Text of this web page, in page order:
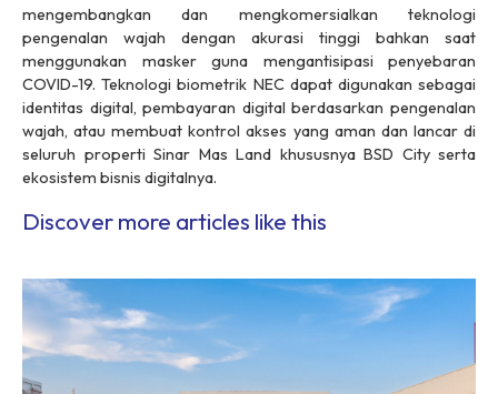
mengembangkan dan mengkomersialkan teknologi
pengenalan wajah dengan akurasi tinggi bahkan saat
menggunakan masker guna mengantisipasi penyebaran
COVID-19. Teknologi biometrik NEC dapat digunakan sebagai
identitas digital, pembayaran digital berdasarkan pengenalan
wajah, atau membuat kontrol akses yang aman dan lancar di
seluruh properti Sinar Mas Land khususnya BSD City serta
ekosistem bisnis digitalnya.
Discover more articles like this